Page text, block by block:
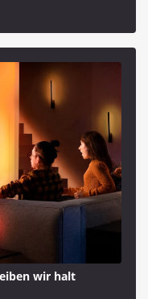
wir halt